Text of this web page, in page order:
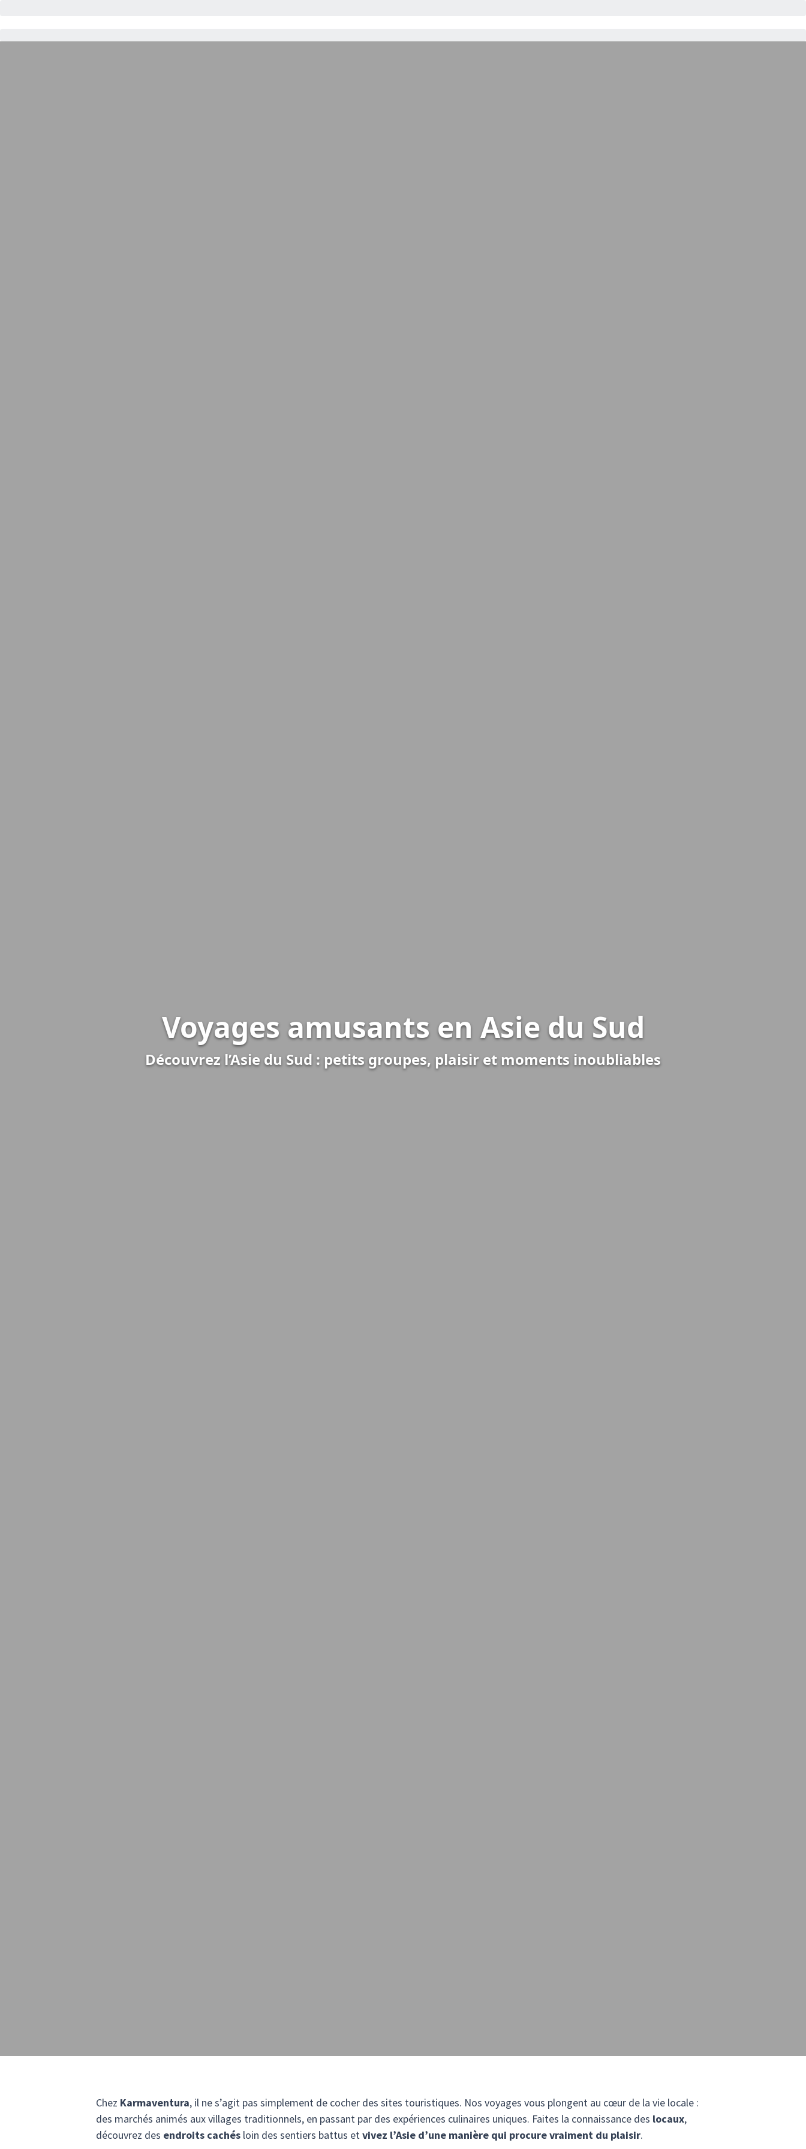
Voyages amusants en Asie du Sud
Découvrez l’Asie du Sud : petits groupes, plaisir et moments inoubliables
Chez Karmaventura, il ne s’agit pas simplement de cocher des sites touristiques. Nos voyages vous plongent au cœur de la vie locale :
des marchés animés aux villages traditionnels, en passant par des expériences culinaires uniques. Faites la connaissance des locaux,
découvrez des endroits cachés loin des sentiers battus etvivez l’Asie d’une manière qui procure vraiment du plaisir.